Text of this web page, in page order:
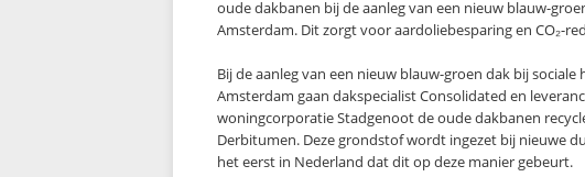
oude dakbanen bij de aanleg van een nieuw blauw-
Amsterdam. Dit zorgt voor aardoliebesparing en CO₂-
Bij de aanleg van een nieuw blauw-groen dak bij
Amsterdam gaan dakspecialist Consolidated en
woningcorporatie Stadgenoot de oude dakbanen
Derbitumen. Deze grondstof wordt ingezet bij nieuwe
het eerst in Nederland dat dit op deze manier gebeurt.